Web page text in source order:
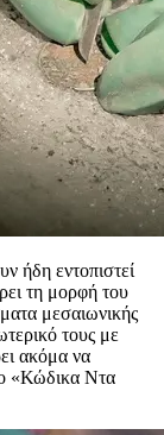
ήδη εντοπιστεί
τη μορφή του
μεσαιωνικής
τους με
ακόμα να
«Κώδικα Ντα